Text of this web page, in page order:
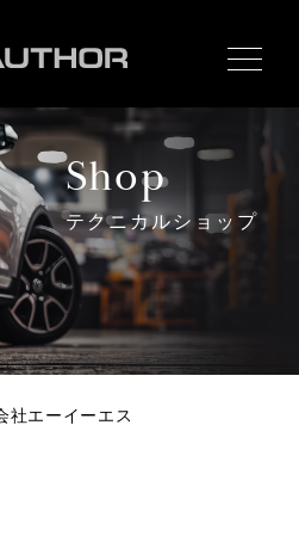
ーム home
Home
ホーム
News
最新情報
About
Shop
テクニカルショップ
社エーイーエス